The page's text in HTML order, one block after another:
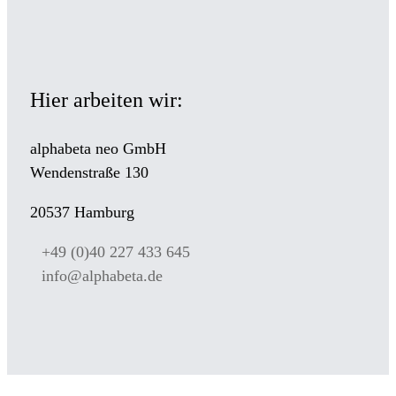
Hier arbeiten wir:
alphabeta neo GmbH
Wendenstraße 130
20537 Hamburg
+49 (0)40 227 433 645
info@alphabeta.de